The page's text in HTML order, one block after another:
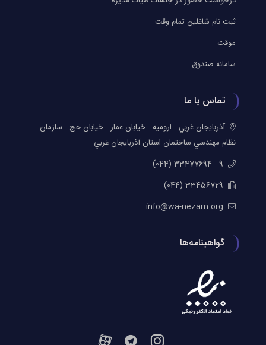
ثبت نام شاغلین تمام وقت
موقت
سامانه صندوق
تماس با ما
آذربايجان غربي - اروميه - خيابان عمار - خيابان حج - سازمان
نظام مهندسي ساختمان استان آذربايجان غربي
9 - 33477694 (044)
33456729 (044)
info@wa-nezam.org
گواهینامه‌ها